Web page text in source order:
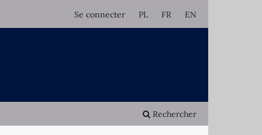
Rechercher
Se connecter PL FR EN